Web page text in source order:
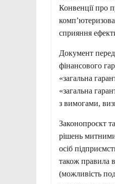
Конвенції про
сприяння
Документ
фінансового
«загальна
«загальна
з вимогами,
Законопроєкт
рішень
осіб
також правила
(можливість